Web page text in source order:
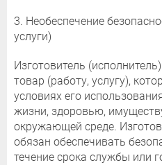
3. Необеспечение
услуги)
Изготовитель
товар (работу, услугу),
условиях его
жизни, здоровью,
окружающей среде.
обязан обеспечивать
течение срока службы или